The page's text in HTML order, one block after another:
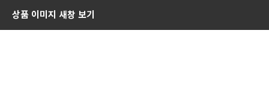
상품 이미지 새창 보기